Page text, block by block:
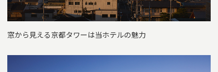
窓から見える京都タワーは当ホテルの魅力